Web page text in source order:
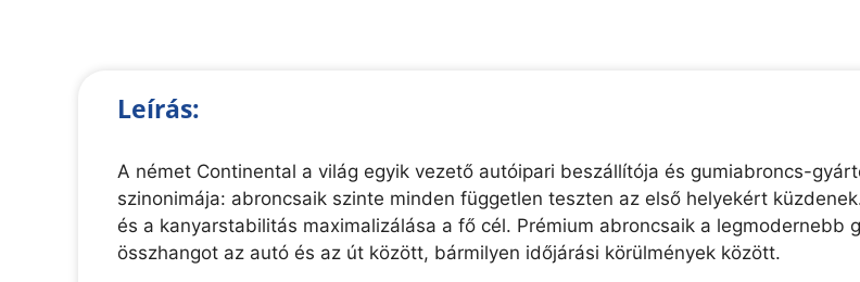
Leírás:
A német Continental a világ egyik vezető autóipari beszállítója és gumiabroncs-
szinonimája: abroncsaik szinte minden független teszten az első helyekért
és a kanyarstabilitás maximalizálása a fő cél. Prémium abroncsaik a
összhangot az autó és az út között, bármilyen időjárási körülmények között.